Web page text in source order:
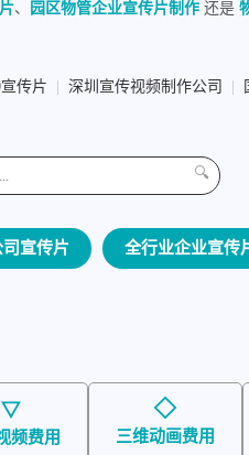
、 园区物管企业宣传片制作 还是
传片 深圳宣传视频制作公司
🔍
宣传片 全行业企业宣传
频费用 三维动画费用